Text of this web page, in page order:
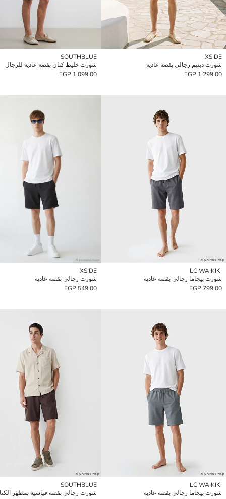
XSIDE
شورت دينيم رجالي بقصة عادية
1,299.00 EGP
SOUTHBLUE
شورت خليط كتان بقصة عادية للرجال
1,099.00 EGP
LC WAIKIKI
شورت بيجاما رجالي بقصة عادية
799.00 EGP
XSIDE
شورت رجالي بقصة عادية
549.00 EGP
LC WAIKIKI
شورت بيجاما رجالي بقصة عادية
SOUTHBLUE
شورت رجالي بقصة قياسية بمظهر